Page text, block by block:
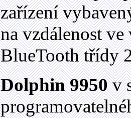
zařízení
na vzdálenost
BlueTooth třídy
Dolphin 9950v